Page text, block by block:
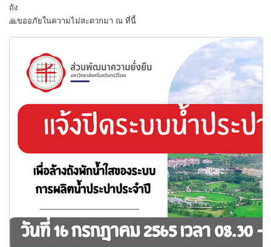
ถัง
🙏ขออภัยในความไม่สะดวกมา ณ ที่นี้